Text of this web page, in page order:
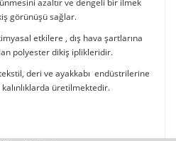
azaltır ve dengeli bir ilmek
görünüşü sağlar.
etkilere , dış hava şartlarına
polyester dikiş iplikleridir.
deri ve ayakkabı endüstrilerine
üretilmektedir.